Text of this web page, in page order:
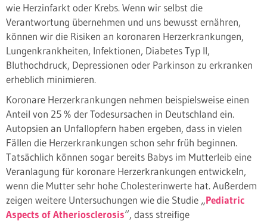
wie Herzinfarkt oder Krebs. Wenn wir selbst die
Verantwortung übernehmen und uns bewusst ernähren,
können wir die Risiken an koronaren Herzerkrankungen,
Lungenkrankheiten, Infektionen, Diabetes Typ II,
Bluthochdruck, Depressionen oder Parkinson zu erkranken
erheblich minimieren.
Koronare Herzerkrankungen nehmen beispielsweise einen
Anteil von 25 % der Todesursachen in Deutschland ein.
Autopsien an Unfallopfern haben ergeben, dass in vielen
Fällen die Herzerkrankungen schon sehr früh beginnen.
Tatsächlich können sogar bereits Babys im Mutterleib eine
Veranlagung für koronare Herzerkrankungen entwickeln,
wenn die Mutter sehr hohe Cholesterinwerte hat. Außerdem
zeigen weitere Untersuchungen wie die Studie „Pediatric
Aspects of Atheriosclerosis“, dass streifige